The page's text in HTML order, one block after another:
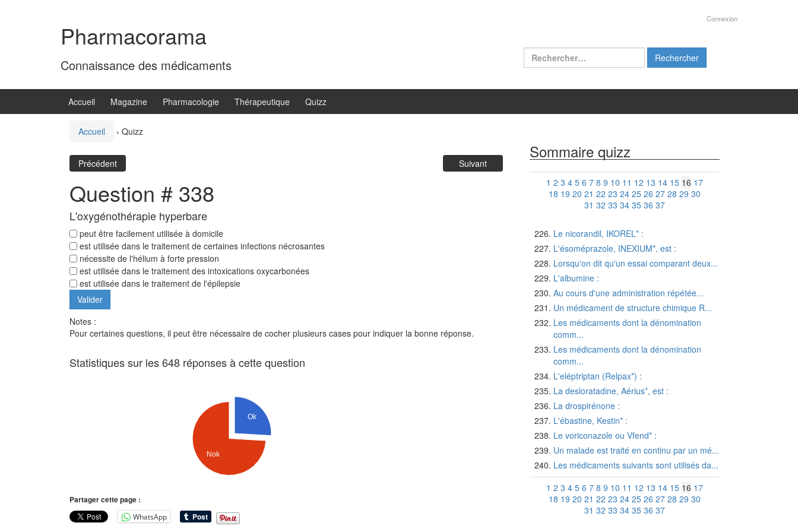
Pharmacorama
Connaissance des médicaments
Connexion
Rechercher :
Accueil Magazine Pharmacologie Thérapeutique Quizz
Accueil › Quizz
Précédent Suivant
Question # 338
L'oxygénothérapie hyperbare
peut être facilement utilisée à domicile
est utilisée dans le traitement de certaines infections nécrosantes
nécessite de l'hélium à forte pression
est utilisée dans le traitement des intoxications oxycarbonées
est utilisée dans le traitement de l'épilepsie
Notes :
Pour certaines questions, il peut être nécessaire de cocher plusieurs cases pour indiquer la bonne réponse.
Statistiques sur les 648 réponses à cette question
Ok
Nok
Partager cette page :
WhatsApp
Sommaire quizz
1 2 3 4 5 6 7 8 9 10 11 12 13 14 15 16 17
18 19 20 21 22 23 24 25 26 27 28 29 30
31 32 33 34 35 36 37
Le nicorandil, IKOREL* :
L'ésoméprazole, INEXIUM*, est :
Lorsqu'on dit qu'un essai comparant deux...
L'albumine :
Au cours d'une administration répétée...
Un médicament de structure chimique R...
Les médicaments dont la dénomination
comm...
Les médicaments dont la dénomination
comm...
L'eléptriptan (Relpax*) :
La desloratadine, Aérius*, est :
La drospirénone :
L'ébastine, Kestin* :
Le voriconazole ou Vfend* :
Un malade est traité en continu par un mé...
Les médicaments suivants sont utilisés da...
1 2 3 4 5 6 7 8 9 10 11 12 13 14 15 16 17
18 19 20 21 22 23 24 25 26 27 28 29 30
31 32 33 34 35 36 37